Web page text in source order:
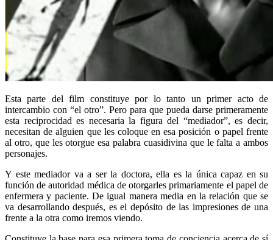
Esta parte del film constituye por lo tanto un primer acto de
intercambio con “el otro”. Pero para que pueda darse primeramente
esta reciprocidad es necesaria la figura del “mediador”, es decir,
necesitan de alguien que les coloque en esa posición o papel frente
al otro, que les otorgue esa palabra cuasidivina que le falta a ambos
personajes.
Y este mediador va a ser la doctora, ella es la única capaz en su
función de autoridad médica de otorgarles primariamente el papel de
enfermera y paciente. De igual manera media en la relación que se
va desarrollando después, es el depósito de las impresiones de una
frente a la otra como iremos viendo.